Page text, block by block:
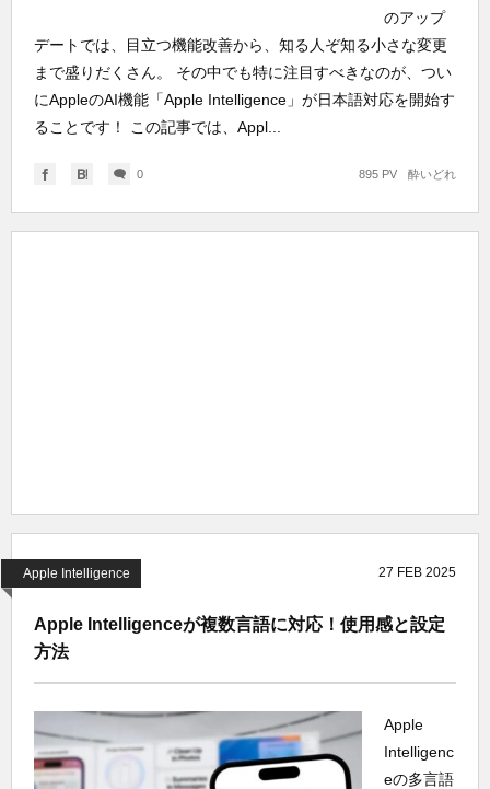
のアップ
デートでは、目立つ機能改善から、知る人ぞ知る小さな変更
まで盛りだくさん。 その中でも特に注目すべきなのが、つい
にAppleのAI機能「Apple Intelligence」が日本語対応を開始す
ることです！ この記事では、Appl...
0 酔いどれ
895 PV
Apple Intelligence 27 FEB 2025
Apple Intelligenceが複数言語に対応！使用感と設定
方法
Apple
Intelligenc
eの多言語